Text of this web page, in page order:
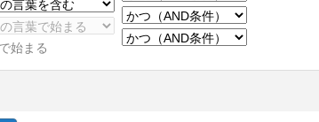
始まる